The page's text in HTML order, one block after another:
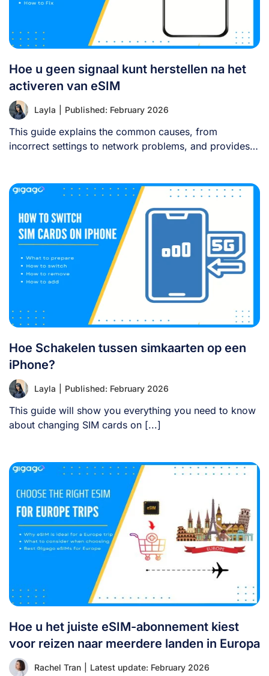
Hoe u geen signaal kunt herstellen na het
activeren van eSIM
Layla Published: February 2026
This guide explains the common causes, from
incorrect settings to network problems, and provides
Hoe Schakelen tussen simkaarten op een
iPhone?
Layla Published: February 2026
This guide will show you everything you need to know
about changing SIM cards on [...]
Hoe u het juiste eSIM-abonnement kiest
voor reizen naar meerdere landen in Europa
Rachel Tran Latest update: February 2026